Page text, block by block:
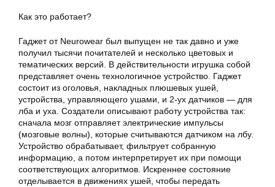
Как это работает?
Гаджет от Neurowear был выпущен не так давно и уже
получил тысячи почитателей и несколько цветовых и
тематических версий. В действительности игрушка собой
представляет очень технологичное устройство. Гаджет
состоит из оголовья, накладных плюшевых ушей,
устройства, управляющего ушами, и 2-ух датчиков — для
лба и уха. Создатели описывают работу устройства так:
сначала мозг отправляет электрические импульсы
(мозговые волны), которые считываются датчиком на лбу.
Устройство обрабатывает, фильтрует собранную
информацию, а потом интерпретирует их при помощи
соответствующих алгоритмов. Искреннее состояние
отделывается в движениях ушей, чтобы передать